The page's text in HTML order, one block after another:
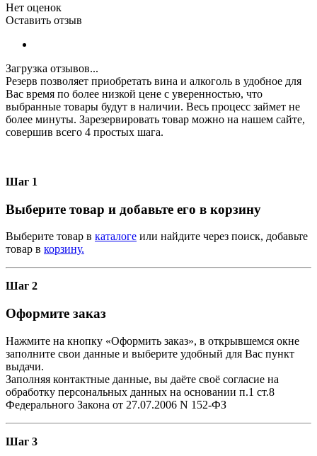
Нет оценок
Оставить отзыв
Загрузка отзывов...
Резерв позволяет приобретать вина и алкоголь в удобное для
Вас время по более низкой цене с уверенностью, что
выбранные товары будут в наличии. Весь процесс займет не
более минуты. Зарезервировать товар можно на нашем сайте,
совершив всего 4 простых шага.
Шаг 1
Выберите товар и добавьте его в корзину
Выберите товар в каталоге или найдите через поиск, добавьте
товар в корзину.
Шаг 2
Оформите заказ
Нажмите на кнопку «Оформить заказ», в открывшемся окне
заполните свои данные и выберите удобный для Вас пункт
выдачи.
Заполняя контактные данные, вы даёте своё согласие на
обработку персональных данных на основании п.1 ст.8
Федерального Закона от 27.07.2006 N 152-ФЗ
Шаг 3